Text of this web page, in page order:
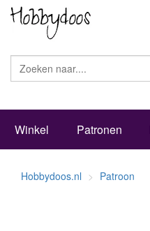
Winkel Patronen
Hobbydoos.nl Patroon